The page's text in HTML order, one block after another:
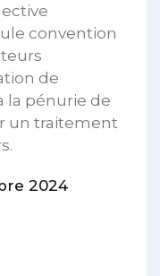
convention
de
la pénurie de
un traitement
2024